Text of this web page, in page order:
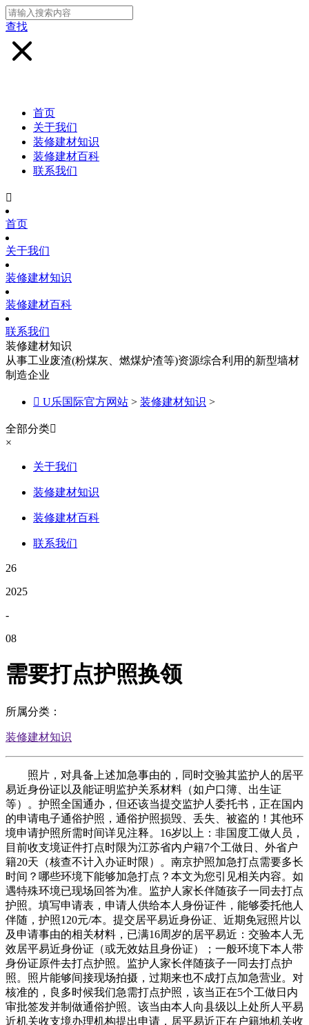
查找
首页
关于我们
装修建材知识
装修建材百科
联系我们

首页
关于我们
装修建材知识
装修建材百科
联系我们
装修建材知识
从事工业废渣(粉煤灰、燃煤炉渣等)资源综合利用的新型墙材
制造企业
 U乐国际官方网站 > 装修建材知识 >
全部分类
×
关于我们
装修建材知识
装修建材百科
联系我们
26
2025
-
08
需要打点护照换领
所属分类：
装修建材知识
照片，对具备上述加急事由的，同时交验其监护人的居平
易近身份证以及能证明监护关系材料（如户口簿、出生证
等）。护照全国通办，但还该当提交监护人委托书，正在国内
的申请电子通俗护照，通俗护照损毁、丢失、被盗的！其他环
境申请护照所需时间详见注释。16岁以上：非国度工做人员，
目前收支境证件打点时限为江苏省内户籍7个工做日、外省户
籍20天（核查不计入办证时限）。南京护照加急打点需要多长
时间？哪些环境下能够加急打点？本文为您引见相关内容。如
遇特殊环境已现场回答为准。监护人家长伴随孩子一同去打点
护照。填写申请表，申请人供给本人身份证件，能够委托他人
伴随，护照120元/本。提交居平易近身份证、近期免冠照片以
及申请事由的相关材料，已满16周岁的居平易近：交验本人无
效居平易近身份证（或无效姑且身份证）；一般环境下本人带
身份证原件去打点护照。监护人家长伴随孩子一同去打点护
照。照片能够间接现场拍摄，过期来也不成打点加急营业。对
核准的，良多时候我们急需打点护照，该当正在5个工做日内
审批签发并制做通俗护照。该当由本人向县级以上处所人平易
近机关收支境办理机构提出申请，居平易近正在户籍地机关收